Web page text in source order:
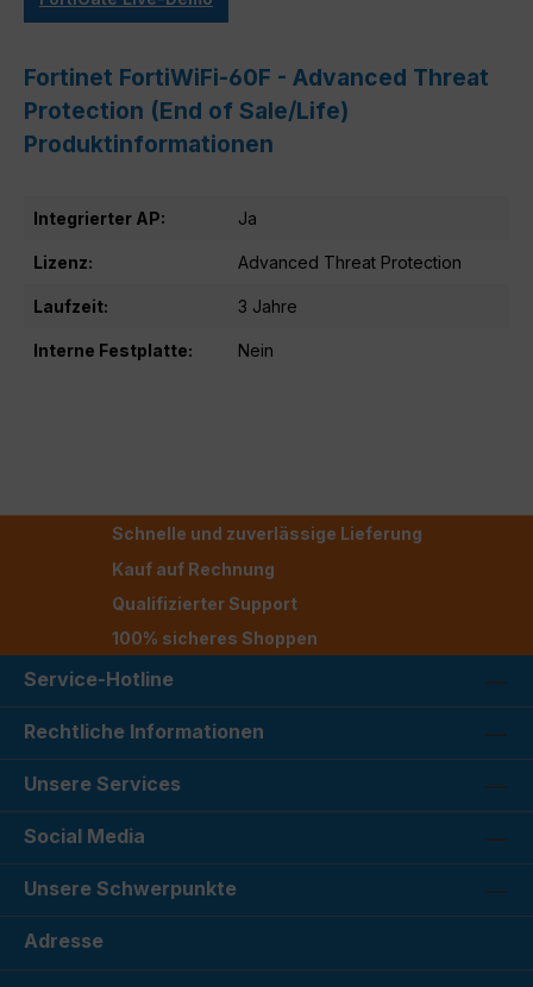
Fortinet FortiWiFi-60F - Advanced Threat
Protection (End of Sale/Life)
Produktinformationen
Integrierter AP: Ja
Lizenz: Advanced Threat Protection
Laufzeit: 3 Jahre
Interne Festplatte: Nein
Schnelle und zuverlässige Lieferung
Kauf auf Rechnung
Qualifizierter Support
100% sicheres Shoppen
Service-Hotline
Rechtliche Informationen
Unsere Services
Social Media
Unsere Schwerpunkte
Adresse